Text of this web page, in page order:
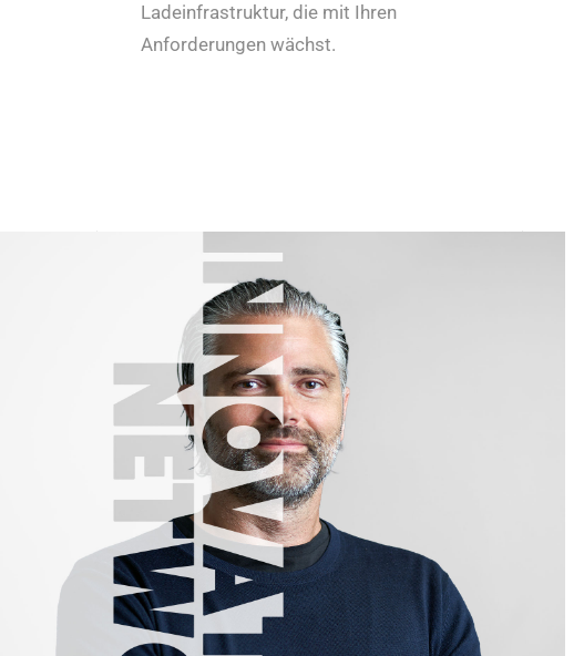
Ladeinfrastruktur, die mit Ihren
Anforderungen wächst.